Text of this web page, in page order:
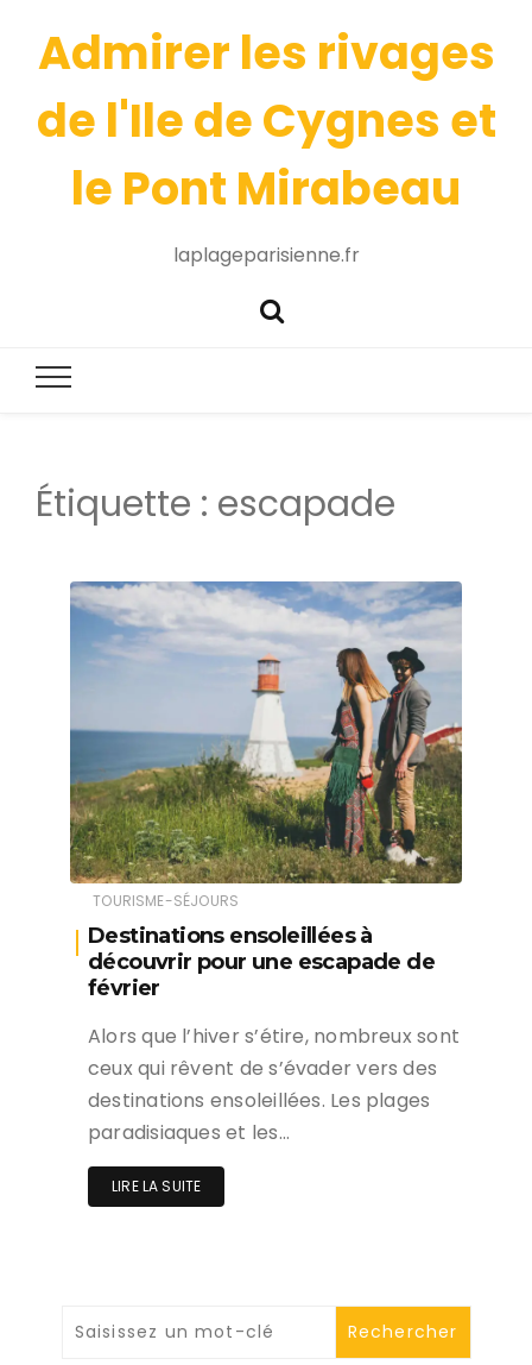
Admirer les rivages
de l'Ile de Cygnes et
le Pont Mirabeau
laplageparisienne.fr
Étiquette : escapade
TOURISME-SÉJOURS
Destinations ensoleillées à
découvrir pour une escapade de
février
Alors que l’hiver s’étire, nombreux sont
ceux qui rêvent de s’évader vers des
destinations ensoleillées. Les plages
paradisiaques et les…
LIRE LA SUITE